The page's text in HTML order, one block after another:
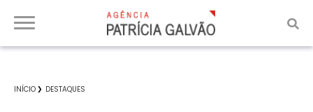
INÍCIO DESTAQUES